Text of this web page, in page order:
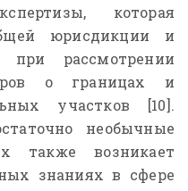
которая
юрисдикции и
рассмотрении
о границах и
участков [10].
необычные
также возникает
знаниях в сфере